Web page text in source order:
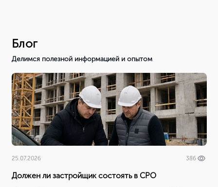
Блог
Делимся полезной информацией и опытом
25.07.2026 386
Должен ли застройщик состоять в СРО